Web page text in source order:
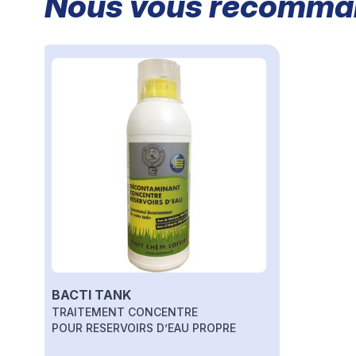
Il est possible de naviguer entre les éléments du
Cliquer pour passer le carrousel
BACTI TANK
TRAITEMENT CONCENTRE
POUR RESERVOIRS D’EAU PROPRE